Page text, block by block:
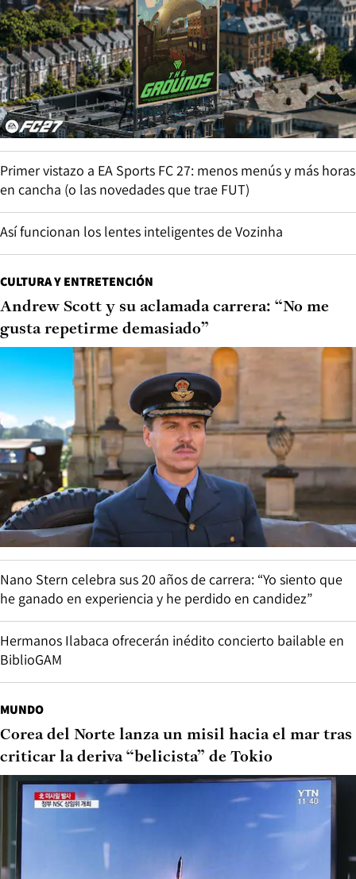
Primer vistazo a EA Sports FC 27: menos menús y más horas
en cancha (o las novedades que trae FUT)
Así funcionan los lentes inteligentes de Vozinha
CULTURA Y ENTRETENCIÓN
Andrew Scott y su aclamada carrera: “No me
gusta repetirme demasiado”
Nano Stern celebra sus 20 años de carrera: “Yo siento que
he ganado en experiencia y he perdido en candidez”
Hermanos Ilabaca ofrecerán inédito concierto bailable en
BiblioGAM
MUNDO
Corea del Norte lanza un misil hacia el mar tras
criticar la deriva “belicista” de Tokio